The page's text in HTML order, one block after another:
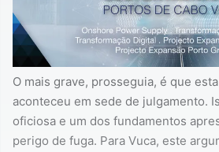
O mais grave, prosseguia, é que
aconteceu em sede de julgamento.
oficiosa e um dos fundamentos
perigo de fuga. Para Vuca, este